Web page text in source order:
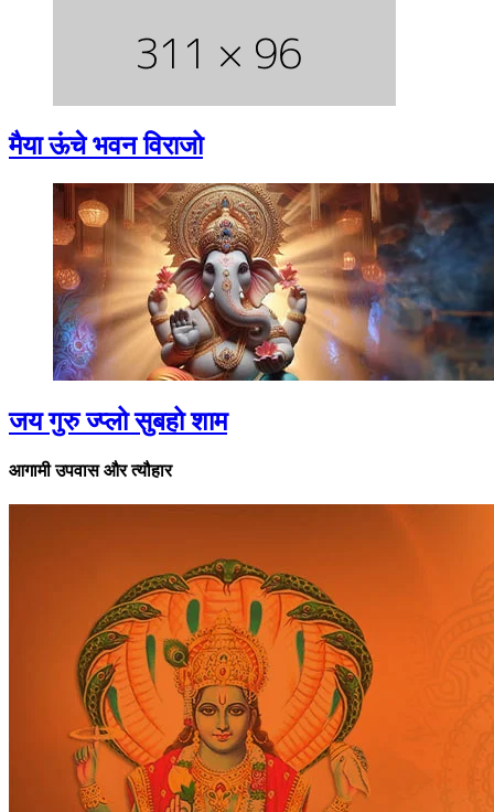
मैया ऊंचे भवन विराजो
जय गुरु ज्प्लो सुबहो शाम
आगामी उपवास और त्यौहार